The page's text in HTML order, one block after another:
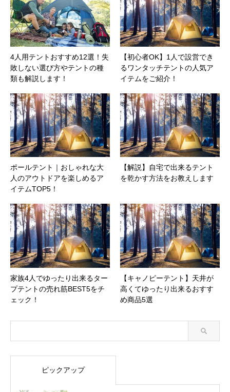
4人用テントおすすめ12選！失
敗しない選び方やテントの種
類も解説します！
【初心者OK】1人で設営でき
るワンタッチテントの人気ア
イテムをご紹介！
ポールテント｜おしゃれな大
人のアウトドアを楽しめるア
イテムTOP5！
【解説】自宅で出来るテント
を乾かす方法をお教えします
家族4人でゆったり出来るター
プテントの売れ筋BEST5をチ
ェック！
【キャノピーテント】天井が
高くてゆったり出来るおすす
め商品5選
ピックアップ